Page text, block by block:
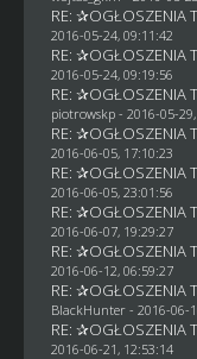
RE: ✰OGŁOSZENIA
2016-05-24, 09:11:42
RE: ✰OGŁOSZENIA
2016-05-24, 09:19:56
RE: ✰OGŁOSZENIA
piotrowskp- 2016-05-
RE: ✰OGŁOSZENIA
2016-06-05, 17:10:23
RE: ✰OGŁOSZENIA
2016-06-05, 23:01:56
RE: ✰OGŁOSZENIA
2016-06-07, 19:29:27
RE: ✰OGŁOSZENIA
2016-06-12, 06:59:27
RE: ✰OGŁOSZENIA
BlackHunter- 2016-06-
RE: ✰OGŁOSZENIA
2016-06-21, 12:53:14